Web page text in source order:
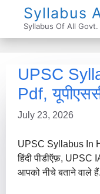
Syllabus
Syllabus Of All Govt.
UPSC
Pdf,
July 23, 2026
UPSC Syllabus In
हिंदी पीडीऍफ़,
आपको नीचे बताने वाले हैं.